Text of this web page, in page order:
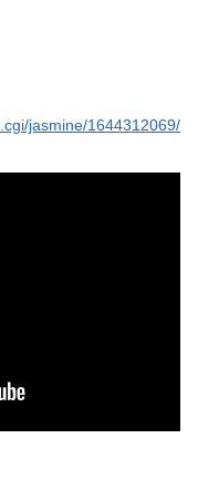
jasmine/1644312069/